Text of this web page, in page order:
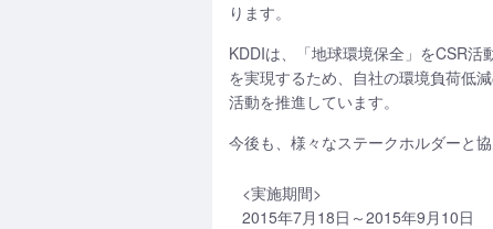
ります。
KDDIは、「地球環境保全」をCSR
を実現するため、自社の環境負荷低
活動を推進しています。
今後も、様々なステークホルダーと
<実施期間>
2015年7月18日～2015年9月10日